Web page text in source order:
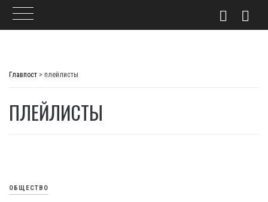
Главпост > плейлисты
ПЛЕЙЛИСТЫ
ОБЩЕСТВО